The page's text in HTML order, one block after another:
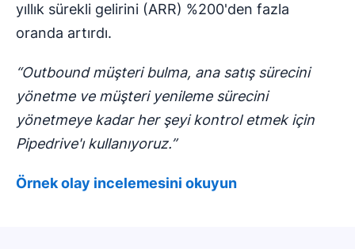
yıllık sürekli gelirini (ARR) %200'den fazla
oranda artırdı.
“Outbound müşteri bulma, ana satış sürecini
yönetme ve müşteri yenileme sürecini
yönetmeye kadar her şeyi kontrol etmek için
Pipedrive'ı kullanıyoruz.”
Örnek olay incelemesini okuyun